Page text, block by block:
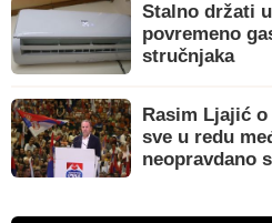
Stalno držati
povremeno
stručnjaka
Rasim Ljajić
sve u redu
neopravdano